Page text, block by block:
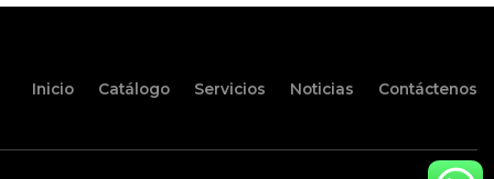
Inicio Catálogo Servicios Noticias Contáctenos